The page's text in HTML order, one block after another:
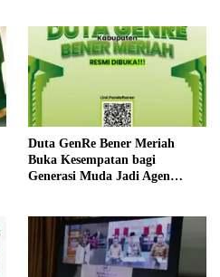
Duta GenRe Bener Meriah
Buka Kesempatan bagi
Generasi Muda Jadi Agen